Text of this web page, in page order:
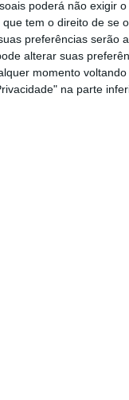
poderá não exigir o
tem o direito de se
preferências serão
alterar suas
momento
na parte
de que forma a
da Tesla,